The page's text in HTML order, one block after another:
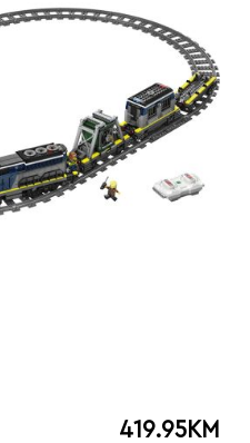
419.95KM